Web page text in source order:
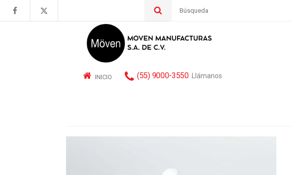
por:
INICIO (55) 9000-3550 Llámanos